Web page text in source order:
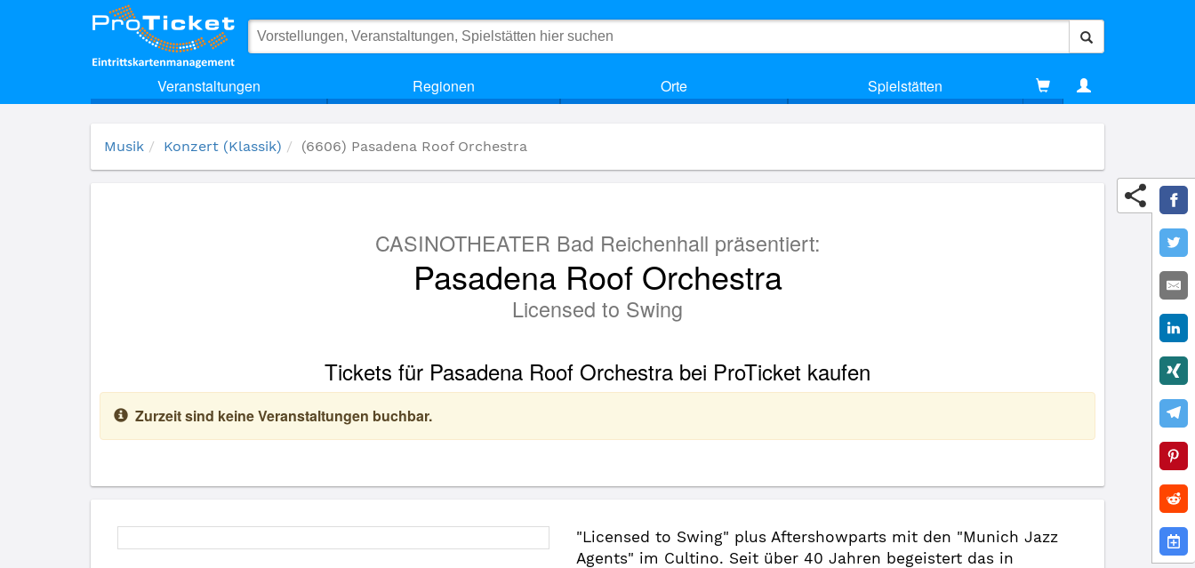
Veranstaltungen Regionen Orte Spielstätten
(6606) Pasadena Roof Orchestra
Musik Konzert (Klassik) (6606) Pasadena Roof Orchestra
CASINOTHEATER Bad Reichenhall präsentiert:
Pasadena Roof Orchestra
Licensed to Swing
Tickets für Pasadena Roof Orchestra bei ProTicket kaufen
Zurzeit sind keine Veranstaltungen buchbar.
"Licensed to Swing" plus Aftershowparts mit den "Munich Jazz
Agents" im Cultino. Seit über 40 Jahren begeistert das in